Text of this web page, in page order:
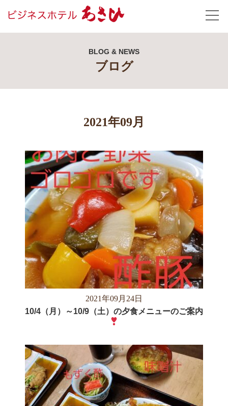
BLOG & NEWS
ブログ
2021年09月
2021年09月24日
10/4（月）～10/9（土）の夕食メニューのご案内